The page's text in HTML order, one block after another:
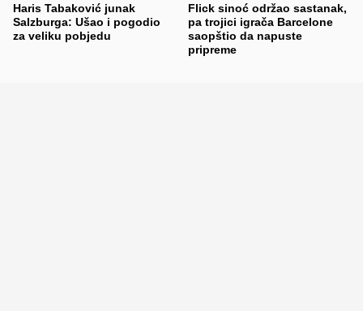
Haris Tabaković junak
Salzburga: Ušao i pogodio
za veliku pobjedu
Flick sinoć održao sastanak,
pa trojici igrača Barcelone
saopštio da napuste
pripreme